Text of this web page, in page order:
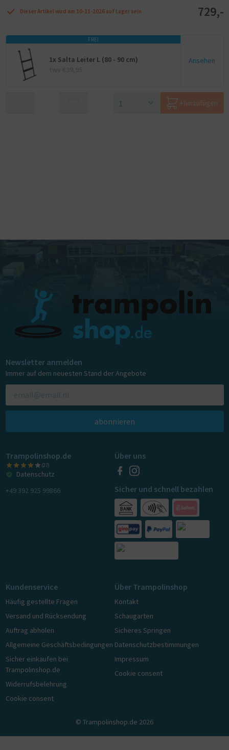
Dieser Artikel wird am 10-11-2026 auf Lager sein 729,-
FREI
1x Salta Leiter L (80 - 90 cm)
Ansehen
hinzufügen
Newsletter anmelden
Immer auf dem neuesten Stand der Angebote
abonnieren
Trampolinshop.de
(27)
Datenschutz
+49 392 925 99866
Über uns
Sicher und schnell bezahlen
Kundenservice
Häufig gestellte Fragen
Versand und Rücksendung
Auftrag abholen
Allgemeine Geschäftsbedingungen
Sicher einkaufen bei
Trampolinshop.de
Widerrufsbelehrung
Cookie consent
Über Trampolinshop
Kontakt
Schaugarten
Sicheres Springen
Datenschutzbestimmungen
Impressum
Cookie consent
© Trampolinshop.de 2026